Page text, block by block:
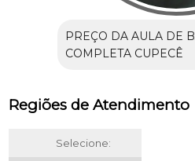
PREÇO DA AULA DE
COMPLETA CUPECÊ
Regiões de Atendimento
Selecione: